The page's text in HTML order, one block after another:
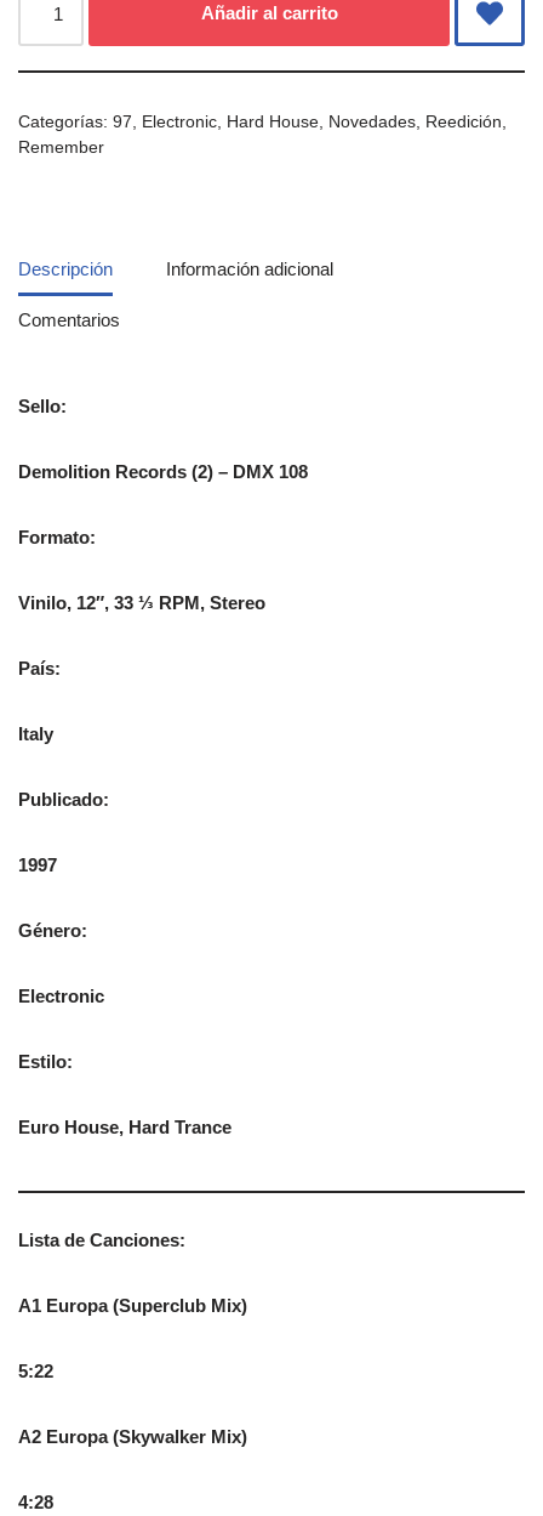
Añadir al carrito
Categorías: 97, Electronic, Hard House, Novedades, Reedición,
Remember
Descripción Información adicional
Comentarios
Sello:
Demolition Records (2) – DMX 108
Formato:
Vinilo, 12″, 33 ⅓ RPM, Stereo
País:
Italy
Publicado:
1997
Género:
Electronic
Estilo:
Euro House, Hard Trance
Lista de Canciones:
A1 Europa (Superclub Mix)
5:22
A2 Europa (Skywalker Mix)
4:28